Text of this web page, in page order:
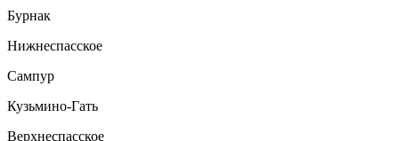
Бурнак
Нижнеспасское
Сампур
Кузьмино-Гать
Верхнеспасское